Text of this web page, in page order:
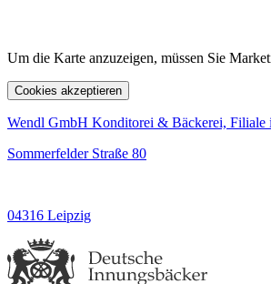
Um die Karte anzuzeigen, müssen Sie
Cookies akzeptieren
Wendl GmbH Konditorei & Bäckerei, Filiale
Sommerfelder Straße 80
04316 Leipzig